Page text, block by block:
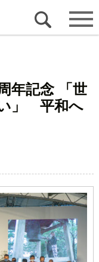
年記念 「世
」 平和へ